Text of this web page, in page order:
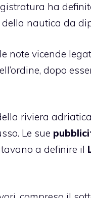
ha
nautica da
note vicende
dopo
riviera
Le sue
a definire il